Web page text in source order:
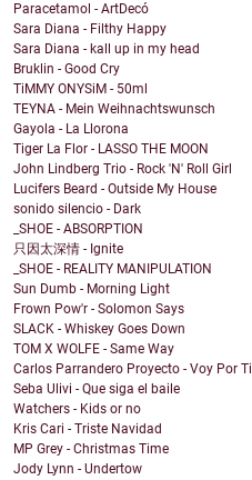
Paracetamol - ArtDecó
Sara Diana - Filthy Happy
Sara Diana - kall up in my head
Bruklin - Good Cry
TiMMY ONYSiM - 50ml
TEYNA - Mein Weihnachtswunsch
Gayola - La Llorona
Tiger La Flor - LASSO THE MOON
John Lindberg Trio - Rock 'N' Roll Girl
Lucifers Beard - Outside My House
sonido silencio - Dark
_SHOE - ABSORPTION
只因太深情 - Ignite
_SHOE - REALITY MANIPULATION
Sun Dumb - Morning Light
Frown Pow'r - Solomon Says
SLACK - Whiskey Goes Down
TOM X WOLFE - Same Way
Carlos Parrandero Proyecto - Voy Por Ti
Seba Ulivi - Que siga el baile
Watchers - Kids or no
Kris Cari - Triste Navidad
MP Grey - Christmas Time
Jody Lynn - Undertow